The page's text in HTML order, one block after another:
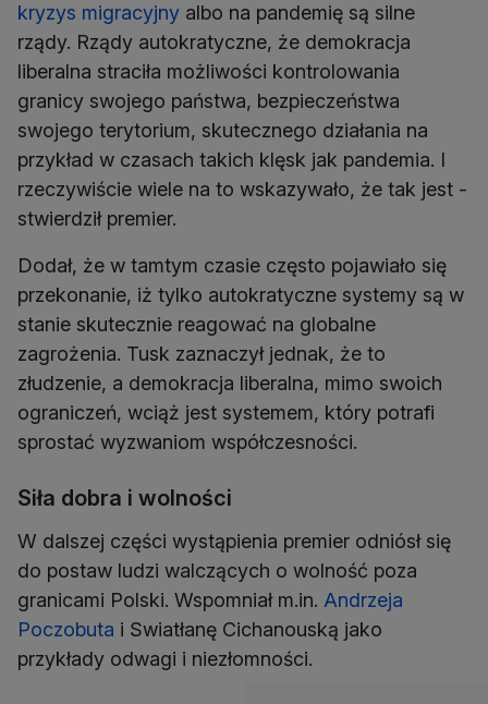
kryzys migracyjny albo na pandemię są silne
rządy. Rządy autokratyczne, że demokracja
liberalna straciła możliwości kontrolowania
granicy swojego państwa, bezpieczeństwa
swojego terytorium, skutecznego działania na
przykład w czasach takich klęsk jak pandemia. I
rzeczywiście wiele na to wskazywało, że tak jest -
stwierdził premier.
Dodał, że w tamtym czasie często pojawiało się
przekonanie, iż tylko autokratyczne systemy są w
stanie skutecznie reagować na globalne
zagrożenia. Tusk zaznaczył jednak, że to
złudzenie, a demokracja liberalna, mimo swoich
ograniczeń, wciąż jest systemem, który potrafi
sprostać wyzwaniom współczesności.
Siła dobra i wolności
W dalszej części wystąpienia premier odniósł się
do postaw ludzi walczących o wolność poza
granicami Polski. Wspomniał m.in. Andrzeja
Poczobuta i Swiatłanę Cichanouską jako
przykłady odwagi i niezłomności.